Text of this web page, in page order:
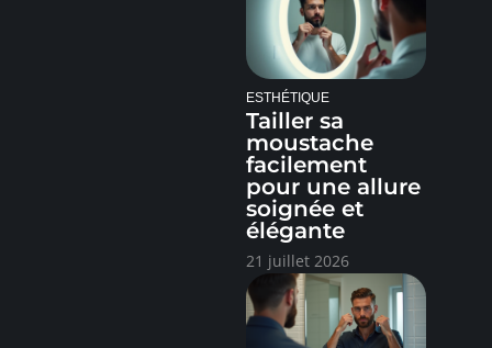
ESTHÉTIQUE
Tailler sa
moustache
facilement
pour une allure
soignée et
élégante
21 juillet 2026